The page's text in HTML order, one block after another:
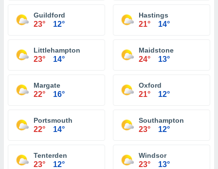
Guildford
23° 12°
Hastings
21° 14°
Littlehampton
23° 14°
Maidstone
24° 13°
Margate
22° 16°
Oxford
21° 12°
Portsmouth
22° 14°
Southampton
23° 12°
Tenterden
23° 12°
Windsor
23° 13°